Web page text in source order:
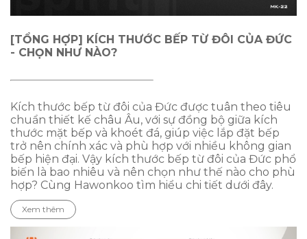
[TỔNG HỢP] KÍCH THƯỚC BẾP TỪ ĐÔI CỦA ĐỨC
- CHỌN NHƯ NÀO?
Kích thước bếp từ đôi của Đức được tuân theo tiêu
chuẩn thiết kế châu Âu, với sự đồng bộ giữa kích
thước mặt bếp và khoét đá, giúp việc lắp đặt bếp
trở nên chính xác và phù hợp với nhiều không gian
bếp hiện đại. Vậy kích thước bếp từ đôi của Đức phổ
biến là bao nhiêu và nên chọn như thế nào cho phù
hợp? Cùng Hawonkoo tìm hiểu chi tiết dưới đây.
Xem thêm